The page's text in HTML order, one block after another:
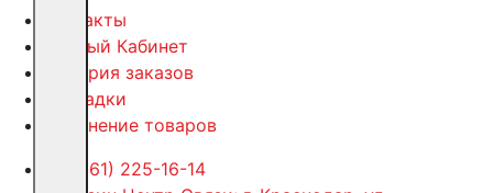
Контакты
Личный Кабинет
История заказов
Закладки
Сравнение товаров
+7 (861) 225-16-14